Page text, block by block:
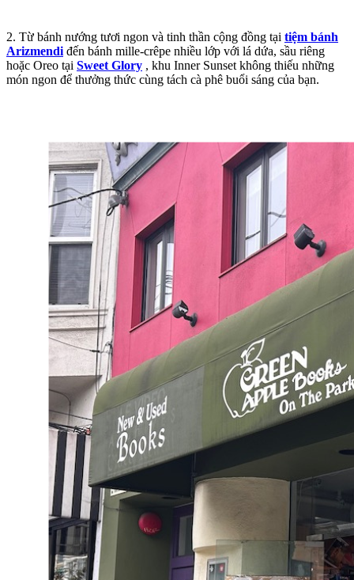
2. Từ bánh nướng tươi ngon và tinh thần cộng đồng tại tiệm bánh
Arizmendi đến bánh mille-crêpe nhiều lớp với lá dứa, sầu riêng
hoặc Oreo tại Sweet Glory , khu Inner Sunset không thiếu những
món ngon để thưởng thức cùng tách cà phê buổi sáng của bạn.